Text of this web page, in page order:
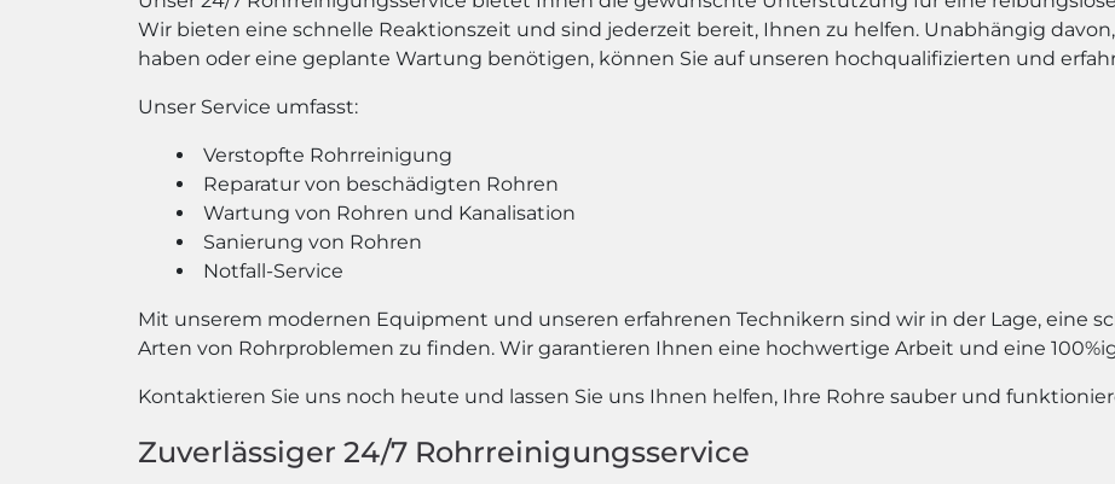
Wir bieten eine schnelle Reaktionszeit und sind jederzeit bereit, Ihnen zu helfen. Unabhängig
haben oder eine geplante Wartung benötigen, können Sie auf unseren hochqualifizierten und
Unser Service umfasst:
Verstopfte Rohrreinigung
Reparatur von beschädigten Rohren
Wartung von Rohren und Kanalisation
Sanierung von Rohren
Notfall-Service
Mit unserem modernen Equipment und unseren erfahrenen Technikern sind wir in der Lage, eine
Arten von Rohrproblemen zu finden. Wir garantieren Ihnen eine hochwertige Arbeit und eine
Kontaktieren Sie uns noch heute und lassen Sie uns Ihnen helfen, Ihre Rohre sauber und
Zuverlässiger 24/7 Rohrreinigungsservice